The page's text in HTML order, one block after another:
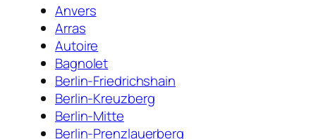
Anvers
Arras
Autoire
Bagnolet
Berlin-Friedrichshain
Berlin-Kreuzberg
Berlin-Mitte
Berlin-Prenzlauerberg